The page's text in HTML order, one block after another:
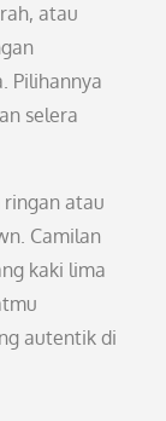
atau
Pilihannya
selera
ringan atau
Camilan
kaki lima
autentik di